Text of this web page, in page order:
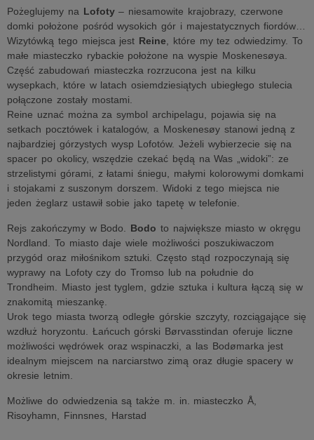
Pożeglujemy na Lofoty– niesamowite krajobrazy, czerwone
domki położone pośród wysokich gór i majestatycznych fiordów…
Wizytówką tego miejsca jest Reine , które my tez odwiedzimy. To
małe miasteczko rybackie położone na wyspie Moskenesøya.
Część zabudowań miasteczka rozrzucona jest na kilku
wysepkach, które w latach osiemdziesiątych ubiegłego stulecia
połączone zostały mostami.
Reine uznać można za symbol archipelagu, pojawia się na
setkach pocztówek i katalogów, a Moskenesøy stanowi jedną z
najbardziej górzystych wysp Lofotów. Jeżeli wybierzecie się na
spacer po okolicy, wszędzie czekać będą na Was „widoki”: ze
strzelistymi górami, z łatami śniegu, małymi kolorowymi domkami
i stojakami z suszonym dorszem. Widoki z tego miejsca nie
jeden żeglarz ustawił sobie jako tapetę w telefonie.
Rejs zakończymy w Bodo. Bodo to największe miasto w okręgu
Nordland. To miasto daje wiele możliwości poszukiwaczom
przygód oraz miłośnikom sztuki. Często stąd rozpoczynają się
wyprawy na Lofoty czy do Tromso lub na południe do
Trondheim. Miasto jest tyglem, gdzie sztuka i kultura łączą się w
znakomitą mieszankę.
Urok tego miasta tworzą odległe górskie szczyty, rozciągające się
wzdłuż horyzontu. Łańcuch górski Børvasstindan oferuje liczne
możliwości wędrówek oraz wspinaczki, a las Bodømarka jest
idealnym miejscem na narciarstwo zimą oraz długie spacery w
okresie letnim.
Możliwe do odwiedzenia są także m. in. miasteczko Å,
Risoyhamn, Finnsnes, Harstad